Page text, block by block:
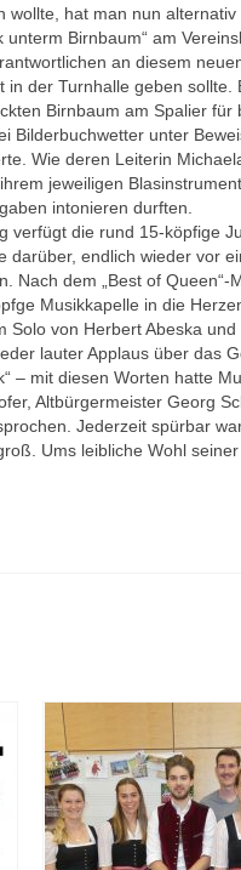
wollte, hat man nun
unterm Birnbaum“ am
an diesem
der Turnhalle geben
Birnbaum am Spalier
Bilderbuchwetter unter
Wie deren Leiterin
jeweiligen
intonieren durften.
verfügt die rund 15-köpfige
darüber, endlich wieder vor
Nach dem „Best of
Musikkapelle in die
Solo von Herbert Abeska
lauter Applaus über das
– mit diesen Worten hatte
Altbürgermeister Georg
Jederzeit spürbar
Ums leibliche Wohl